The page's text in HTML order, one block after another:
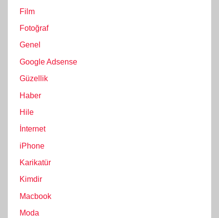
Film
Fotoğraf
Genel
Google Adsense
Güzellik
Haber
Hile
İnternet
iPhone
Karikatür
Kimdir
Macbook
Moda